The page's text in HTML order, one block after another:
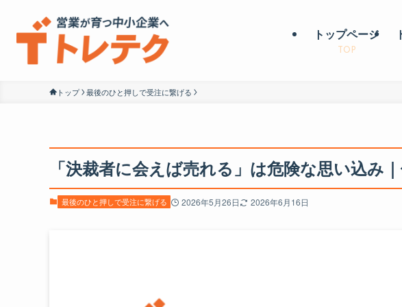
トップページ
TOP
トップ 最後のひと押しで受注に繋げる
「決裁者に会えば売れる」は危険な思い込み
最後のひと押しで受注に繋げる 2026年5月26日 2026年6月16日